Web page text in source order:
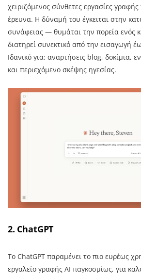
χειριζόμενος σύνθετες εργασίες
έρευνα. Η δύναμή του έγκειται στην
συνάφειας — θυμάται την πορεία ενός
διατηρεί συνεκτικό από την εισαγωγή
Ιδανικό για: αναρτήσεις blog, δοκίμια,
και περιεχόμενο σκέψης ηγεσίας.
2. ChatGPT
Το ChatGPT παραμένει το πιο ευρέως
εργαλείο γραφής AI παγκοσμίως, για